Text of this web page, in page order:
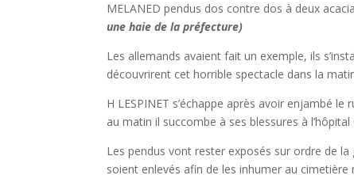
MELANED pendus dos contre dos à deux
une haie de la préfecture)
Les allemands avaient fait un exemple, ils
découvrirent cet horrible spectacle dans la
H LESPINET s’échappe après avoir enjambé
au matin il succombe à ses blessures à
Les pendus vont rester exposés sur ordre de
soient enlevés afin de les inhumer au cimetière